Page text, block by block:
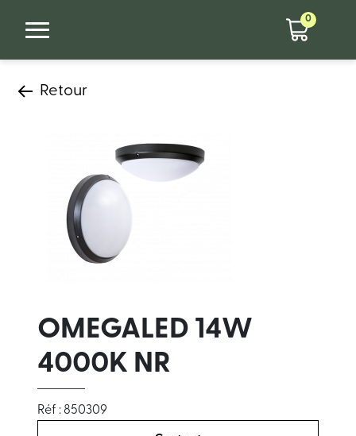
0
Retour
OMEGALED 14W
4000K NR
Réf : 850309